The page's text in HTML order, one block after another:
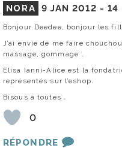
NORA 9 JAN 2012 -14
Bonjour Deedee, bonjour les
J’ai envie de me faire
massage, gommage …
Elisa Ianni-Alice est la
représentés sur l’eshop.
Bisous à toutes .
0
RÉPONDRE